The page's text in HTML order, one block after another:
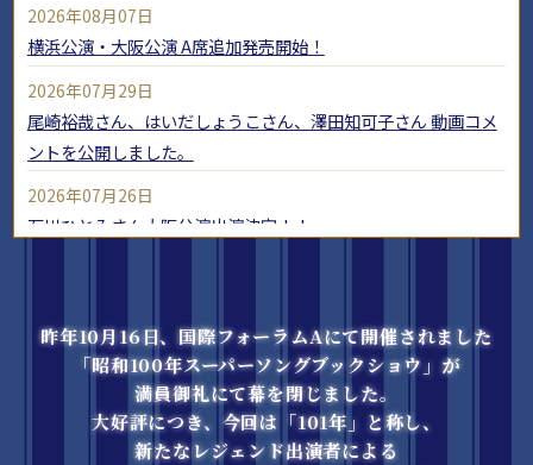
2026年08月07日
横浜公演・大阪公演 A席追加発売開始！
2026年07月29日
尾崎裕哉さん、はいだしょうこさん、澤田知可子さん 動画コメ
ントを公開しました。
2026年07月26日
石川ひとみさん大阪公演出演決定！！
2026年07月14日
岩崎良美さん、内 博貴さん、白井貴子さん、SHOW-WA、中西
圭三さん、MATSURI 動画コメントを公開しました。
2026年07月10日
昨年10月16日、国際フォーラムAにて開催されました
「昭和100年スーパーソングブックショウ」が
満員御礼にて幕を閉じました。
大好評につき、今回は「101年」と称し、
新たなレジェンド出演者による